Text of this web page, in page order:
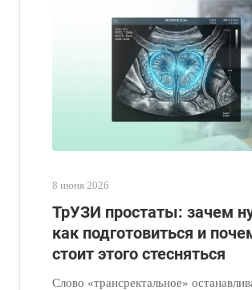
8 июня 2026
ТрУЗИ простаты: зачем
как подготовиться и
стоит этого стесняться
Слово «трансректальное»